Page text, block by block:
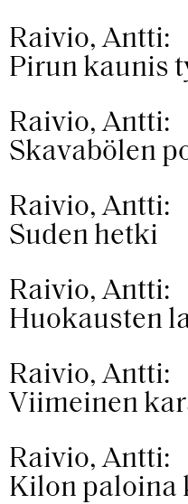
Raivio, Antti:
Pirun kaunis
Raivio, Antti:
Skavabölen
Raivio, Antti:
Suden hetki
Raivio, Antti:
Huokausten
Raivio, Antti:
Viimeinen
Raivio, Antti:
Kilon paloina